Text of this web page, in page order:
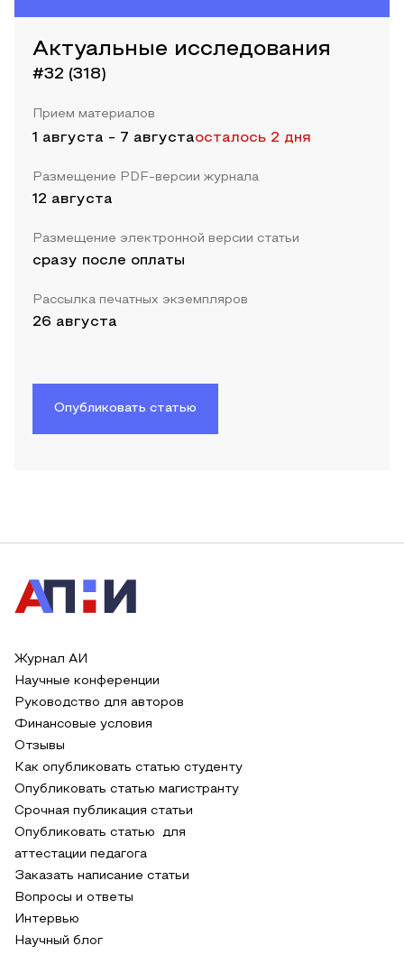
Актуальные исследования
#32 (318)
Прием материалов
1 августа - 7 августаосталось 2 дня
Размещение PDF-версии журнала
12 августа
Размещение электронной версии статьи
сразу после оплаты
Рассылка печатных экземпляров
26 августа
Опубликовать статью
Журнал АИ
Научные конференции
Руководство для авторов
Финансовые условия
Отзывы
Как опубликовать статью студенту
Опубликовать статью магистранту
Срочная публикация статьи
Опубликовать статью для
аттестации педагога
Заказать написание статьи
Вопросы и ответы
Интервью
Научный блог